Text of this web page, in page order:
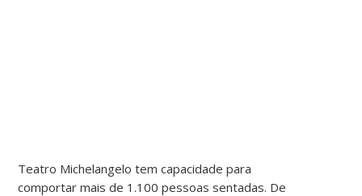
Teatro Michelangelo tem capacidade para
comportar mais de 1.100 pessoas sentadas. De